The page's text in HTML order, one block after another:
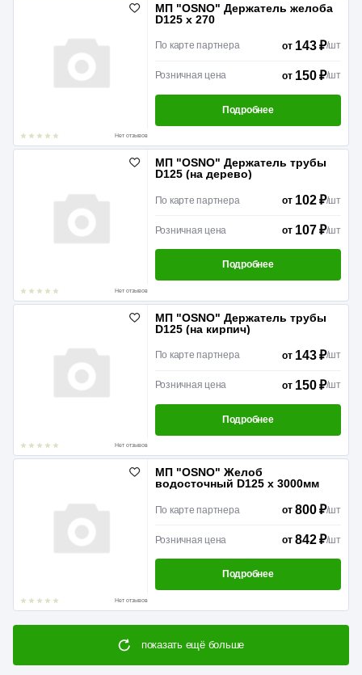
Нет отзывов
МП "OSNO" Держатель желоба
D125 x 270
По карте партнера от143 ₽/шт
Розничная цена от150 ₽/шт
Подробнее
Нет отзывов
МП "OSNO" Держатель трубы
D125 (на дерево)
По карте партнера от102 ₽/шт
Розничная цена от107 ₽/шт
Подробнее
Нет отзывов
МП "OSNO" Держатель трубы
D125 (на кирпич)
По карте партнера от143 ₽/шт
Розничная цена от150 ₽/шт
Подробнее
Нет отзывов
МП "OSNO" Желоб
водосточный D125 x 3000мм
По карте партнера от800 ₽/шт
Розничная цена от842 ₽/шт
Подробнее
показать ещё больше